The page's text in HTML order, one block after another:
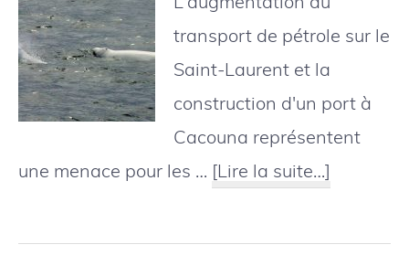
transport de pétrole sur le
Saint-Laurent et la
construction d'un port à
Cacouna représentent
une menace pour les … [Lire la suite…]
: